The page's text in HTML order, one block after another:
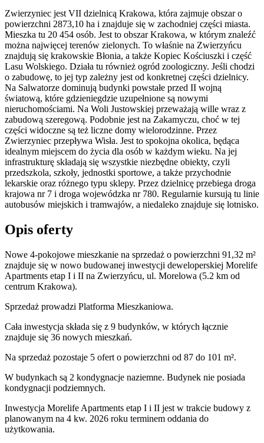
Zwierzyniec jest VII dzielnicą Krakowa, która zajmuje obszar o
powierzchni 2873,10 ha i znajduje się w zachodniej części miasta.
Mieszka tu 20 454 osób. Jest to obszar Krakowa, w którym znaleźć
można najwięcej terenów zielonych. To właśnie na Zwierzyńcu
znajdują się krakowskie Błonia, a także Kopiec Kościuszki i część
Lasu Wolskiego. Działa tu również ogród zoologiczny. Jeśli chodzi
o zabudowę, to jej typ zależny jest od konkretnej części dzielnicy.
Na Salwatorze dominują budynki powstałe przed II wojną
światową, które gdzieniegdzie uzupełnione są nowymi
nieruchomościami. Na Woli Justowskiej przeważają wille wraz z
zabudową szeregową. Podobnie jest na Zakamyczu, choć w tej
części widoczne są też liczne domy wielorodzinne. Przez
Zwierzyniec przepływa Wisła. Jest to spokojna okolica, będąca
idealnym miejscem do życia dla osób w każdym wieku. Na jej
infrastrukturę składają się wszystkie niezbędne obiekty, czyli
przedszkola, szkoły, jednostki sportowe, a także przychodnie
lekarskie oraz różnego typu sklepy. Przez dzielnicę przebiega droga
krajowa nr 7 i droga wojewódzka nr 780. Regularnie kursują tu linie
autobusów miejskich i tramwajów, a niedaleko znajduje się lotnisko.
Opis oferty
Nowe 4-pokojowe mieszkanie na sprzedaż o powierzchni 91,32 m²
znajduje się w nowo budowanej inwestycji deweloperskiej Morelife
Apartments etap I i II na Zwierzyńcu, ul. Morelowa (5.2 km od
centrum Krakowa).
Sprzedaż prowadzi Platforma Mieszkaniowa.
Cała inwestycja składa się z 9 budynków, w których łącznie
znajduje się 36 nowych mieszkań.
Na sprzedaż pozostaje 5 ofert o powierzchni od 87 do 101 m².
W budynkach są 2 kondygnacje naziemne. Budynek nie posiada
kondygnacji podziemnych.
Inwestycja Morelife Apartments etap I i II jest w trakcie budowy z
planowanym na 4 kw. 2026 roku terminem oddania do
użytkowania.